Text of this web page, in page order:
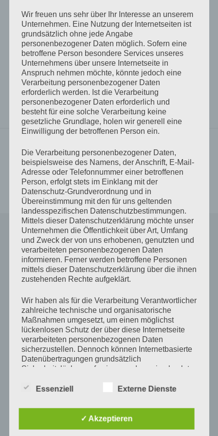
„Liebesleid – Comedian Harmonists – 1933“ direkt öffnen
Ach meine Schöne…
Schlagwörter Comedian Harmonists
die B-Seite
Du fehlst mir
fremde Federn Liebe
Liebesleid
Musik
Rocko spinnt
Beitrags-
Navigation
Marée de l’amour (122)
Nächster Beitrag
Schreibe einen Kommentar
Deine E-Mail-Adresse wird nicht veröffentlicht.
Erforderliche Felder sind mit*markiert
Wir freuen uns sehr über Ihr Interesse an unserem
Unternehmen. Eine Nutzung der Internetseiten ist
grundsätzlich ohne jede Angabe
personenbezogener Daten möglich. Sofern eine
betroffene Person besondere Services unseres
Unternehmens über unsere Internetseite in
Anspruch nehmen möchte, könnte jedoch eine
Verarbeitung personenbezogener Daten
erforderlich werden. Ist die Verarbeitung
personenbezogener Daten erforderlich und
besteht für eine solche Verarbeitung keine
gesetzliche Grundlage, holen wir generell eine
Einwilligung der betroffenen Person ein.
Die Verarbeitung personenbezogener Daten,
beispielsweise des Namens, der Anschrift, E-Mail-
Adresse oder Telefonnummer einer betroffenen
Person, erfolgt stets im Einklang mit der
Datenschutz-Grundverordnung und in
Übereinstimmung mit den für uns geltenden
landesspezifischen Datenschutzbestimmungen.
Mittels dieser Datenschutzerklärung möchte unser
Unternehmen die Öffentlichkeit über Art, Umfang
und Zweck der von uns erhobenen, genutzten und
verarbeiteten personenbezogenen Daten
informieren. Ferner werden betroffene Personen
mittels dieser Datenschutzerklärung über die ihnen
zustehenden Rechte aufgeklärt.
Wir haben als für die Verarbeitung Verantwortlicher
zahlreiche technische und organisatorische
Maßnahmen umgesetzt, um einen möglichst
lückenlosen Schutz der über diese Internetseite
verarbeiteten personenbezogenen Daten
sicherzustellen. Dennoch können Internetbasierte
Datenübertragungen grundsätzlich
Sicherheitslücken aufweisen, sodass ein absoluter
diesem Grund steht es jeder betroffenen Person
alternativen Wegen, beispielsweise telefonisch, an
uns zu übermitteln.
Essenziell Externe Dienste
✓ Akzeptieren